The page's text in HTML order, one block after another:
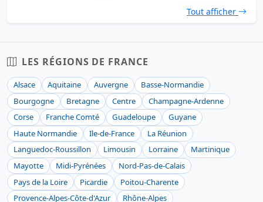
Tout afficher
LES RÉGIONS DE FRANCE
Alsace Aquitaine Auvergne
Basse-Normandie
Bourgogne
Bretagne Centre
Champagne-Ardenne
Corse
Franche Comté Guadeloupe
Guyane
Haute Normandie
Ile-de-France
La Réunion
Languedoc-Roussillon
Limousin Lorraine
Martinique
Mayotte
Midi-Pyrénées
Nord-Pas-de-Calais
Pays de la Loire
Picardie
Poitou-Charente
Provence-Alpes-Côte-d'Azur
Rhône-Alpes